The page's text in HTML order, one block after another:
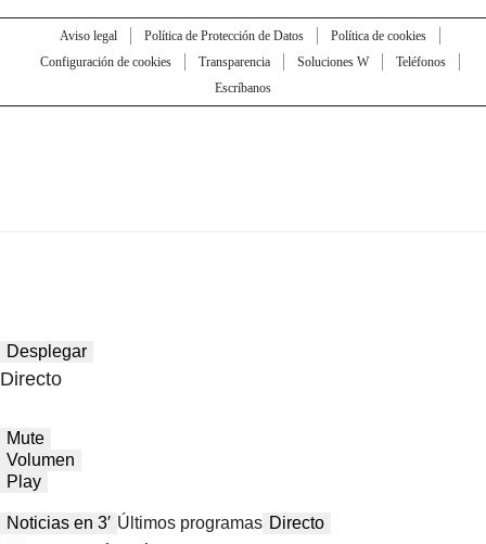
Aviso legal Política de Protección de Datos
Política de cookies
Configuración de cookies
Transparencia Soluciones W
Teléfonos
Escríbanos
Desplegar
Directo
Mute
Volumen
Play
Noticias en 3′ Últimos programas Directo